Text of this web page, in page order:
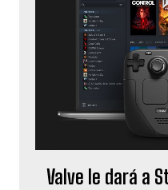
Valve le dará a